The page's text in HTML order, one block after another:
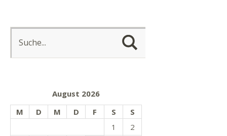
August 2026
M
D M D F S S
1
2